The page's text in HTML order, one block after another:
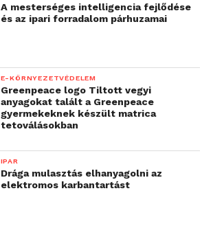
A mesterséges intelligencia fejlődése
és az ipari forradalom párhuzamai
E-KÖRNYEZETVÉDELEM
Greenpeace logo Tiltott vegyi
anyagokat talált a Greenpeace
gyermekeknek készült matrica
tetoválásokban
IPAR
Drága mulasztás elhanyagolni az
elektromos karbantartást